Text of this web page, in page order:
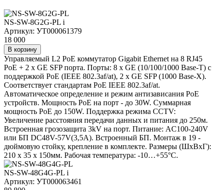
NS-SW-8G2G-PL i
Артикул: УТ000061379
18 000
В корзину
Управляемый L2 PoE коммутатор Gigabit Ethernet на 8 RJ45
PoE + 2 x GE SFP порта. Порты: 8 x GE (10/100/1000 Base-T) с
поддержкой PoE (IEEE 802.3af/at), 2 x GE SFP (1000 Base-X).
Соответствует стандартам PoE IEEE 802.3af/at.
Автоматическое определение и режим антизависания PoE
устройств. Мощность PoE на порт - до 30W. Суммарная
мощность PoE до 150W. Поддержка режима CCTV:
Увеличение расстояния передачи данных и питания до 250м.
Встроенная грозозащита 3kV на порт. Питание: AC100-240V
или БП DC48V-57V(3,5A). Встроенный БП. Монтаж в 19 -
дюймовую стойку, крепление в комплекте. Размеры (ШхВхГ):
210 x 35 x 150мм. Рабочая температура: -10…+55°С.
NS-SW-48G4G-PL i
Артикул: УТ000063461